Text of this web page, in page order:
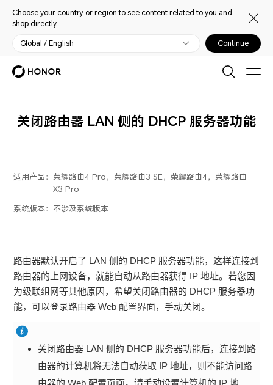
Choose your country or region to see content related to you and
shop directly.
Global / English Continue
关闭路由器 LAN 侧的 DHCP 服务器功能
适用产品： 荣耀路由4 Pro，荣耀路由3 SE，荣耀路由4，荣耀路由
X3 Pro
系统版本：不涉及系统版本
路由器默认开启了 LAN 侧的 DHCP 服务器功能，这样连接到
路由器的上网设备，就能自动从路由器获得 IP 地址。若您因
为级联组网等其他原因，希望关闭路由器的 DHCP 服务器功
能，可以登录路由器 Web 配置界面，手动关闭。
关闭路由器 LAN 侧的 DHCP 服务器功能后，连接到路
由器的计算机将无法自动获取 IP 地址，则不能访问路
由器的 Web 配置页面。请手动设置计算机的 IP 地